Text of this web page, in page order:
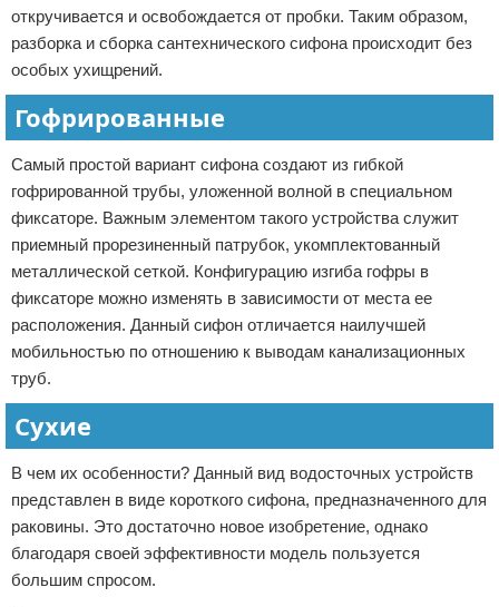
откручивается и освобождается от пробки. Таким образом,
разборка и сборка сантехнического сифона происходит без
особых ухищрений.
Гофрированные
Самый простой вариант сифона создают из гибкой
гофрированной трубы, уложенной волной в специальном
фиксаторе. Важным элементом такого устройства служит
приемный прорезиненный патрубок, укомплектованный
металлической сеткой. Конфигурацию изгиба гофры в
фиксаторе можно изменять в зависимости от места ее
расположения. Данный сифон отличается наилучшей
мобильностью по отношению к выводам канализационных
труб.
Сухие
В чем их особенности? Данный вид водосточных устройств
представлен в виде короткого сифона, предназначенного для
раковины. Это достаточно новое изобретение, однако
благодаря своей эффективности модель пользуется
большим спросом.